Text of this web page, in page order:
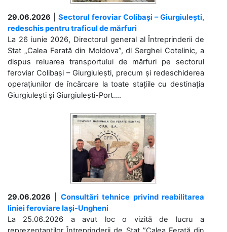
29.06.2026
Sectorul feroviar Colibași – Giurgiulești,
redeschis pentru traficul de mărfuri
La 26 iunie 2026, Directorul general al Întreprinderii de
Stat „Calea Ferată din Moldova”, dl Serghei Cotelinic, a
dispus reluarea transportului de mărfuri pe sectorul
feroviar Colibași – Giurgiulești, precum și redeschiderea
operațiunilor de încărcare la toate stațiile cu destinația
Giurgiulești și Giurgiulești-Port....
29.06.2026
Consultări tehnice privind reabilitarea
liniei feroviare Iași-Ungheni
La 25.06.2026 a avut loc o vizită de lucru a